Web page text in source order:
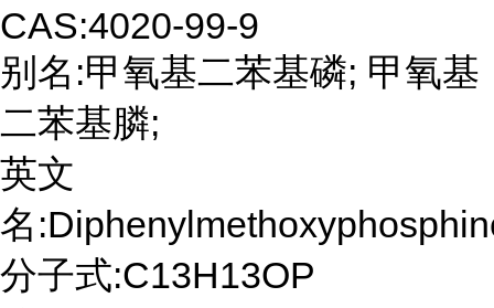
CAS:4020-99-9
别名:甲氧基二苯基磷; 甲氧基
二苯基膦;
英文
名
分子式:C13H13OP